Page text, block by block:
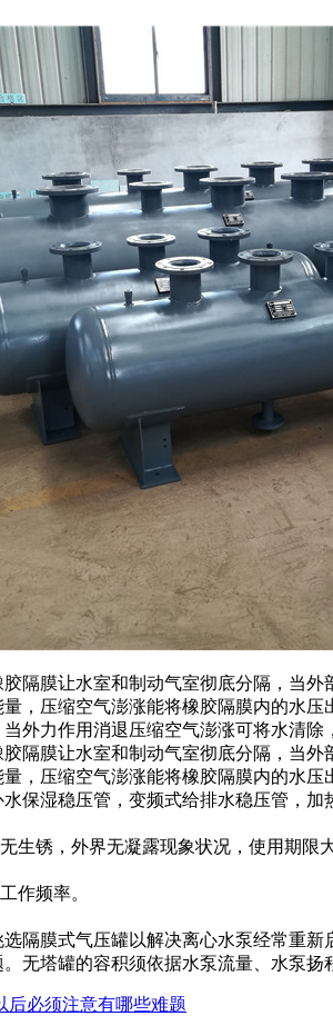
隔膜让水室和制动气室彻底分隔，当
，压缩空气澎涨能将橡胶隔膜内的水
外力作用消退压缩空气澎涨可将水清除
隔膜让水室和制动气室彻底分隔，当
，压缩空气澎涨能将橡胶隔膜内的水
保湿稳压管，变频式给排水稳压管，加
生锈，外界无凝露现象状况，使用期限
作频率。
隔膜式气压罐以解决离心水泵经常重
无塔罐的容积须依据水泵流量、水泵扬
后必须注意有哪些难题